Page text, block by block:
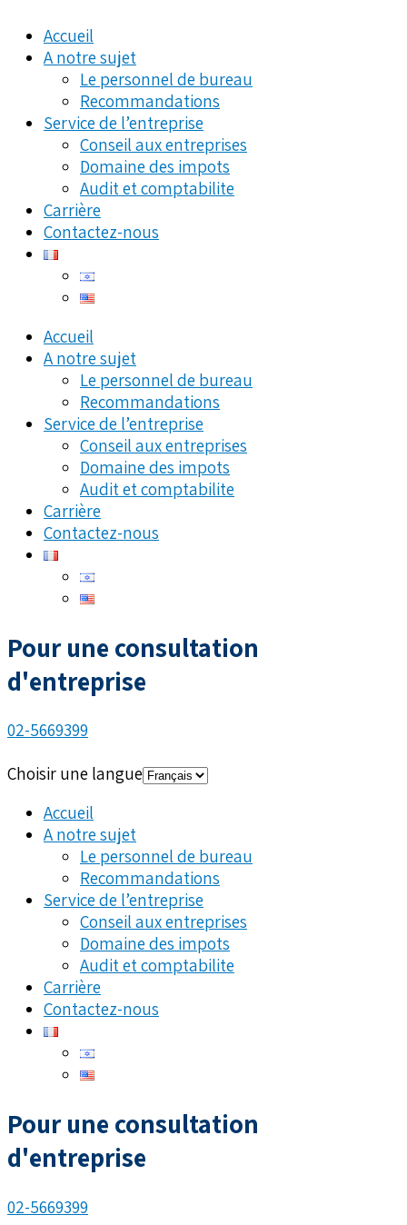
Accueil
A notre sujet
Le personnel de bureau
Recommandations
Service de l’entreprise
Conseil aux entreprises
Domaine des impots
Audit et comptabilite
Carrière
Contactez-nous
Accueil
A notre sujet
Le personnel de bureau
Recommandations
Service de l’entreprise
Conseil aux entreprises
Domaine des impots
Audit et comptabilite
Carrière
Contactez-nous
Pour une consultation
d'entreprise
02-5669399
Choisir une langue
Accueil
A notre sujet
Le personnel de bureau
Recommandations
Service de l’entreprise
Conseil aux entreprises
Domaine des impots
Audit et comptabilite
Carrière
Contactez-nous
Pour une consultation
d'entreprise
02-5669399